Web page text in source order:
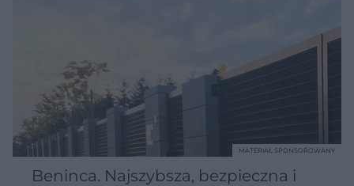
Beninca. Najszybsza, bezpieczna i
MATERIAŁ SPONSOROWANY